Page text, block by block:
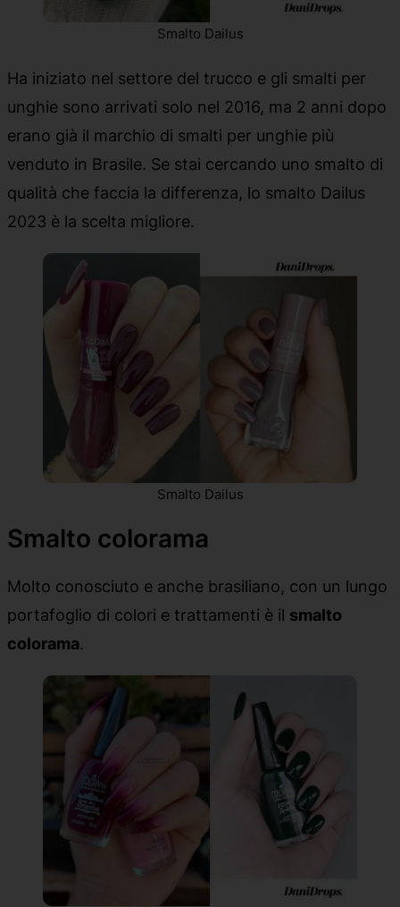
Smalto Dailus
Ha iniziato nel settore del trucco e gli smalti per
unghie sono arrivati solo nel 2016, ma 2 anni dopo
erano già il marchio di smalti per unghie più
venduto in Brasile. Se stai cercando uno smalto di
qualità che faccia la differenza, lo smalto Dailus
2023 è la scelta migliore.
Smalto Dailus
Smalto colorama
Molto conosciuto e anche brasiliano, con un lungo
portafoglio di colori e trattamenti è il smalto
colorama.